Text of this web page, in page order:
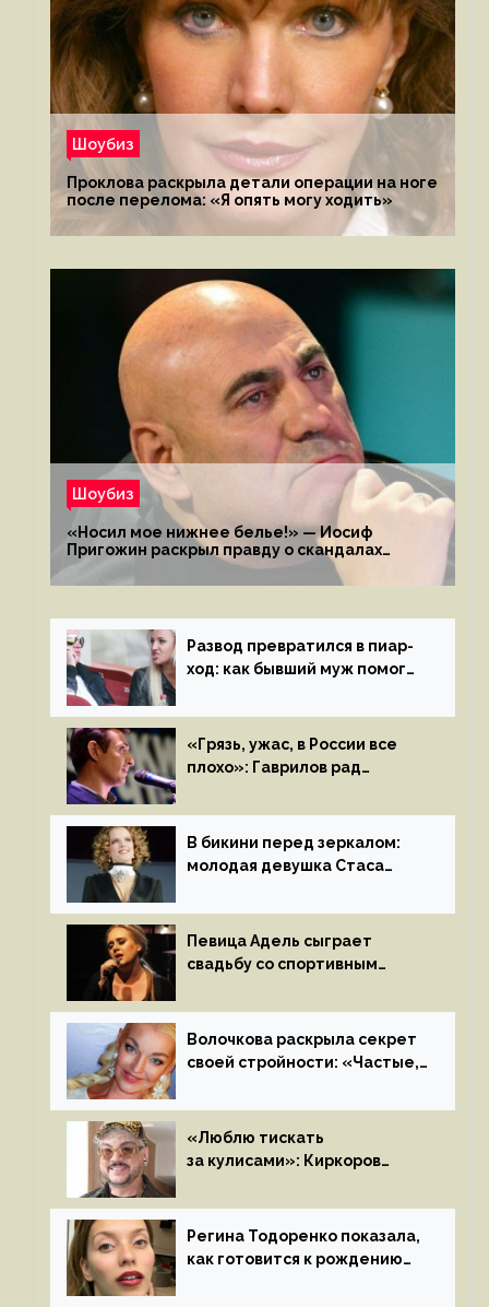
Шоубиз
Проклова раскрыла детали операции на ноге
после перелома: «Я опять могу ходить»
Шоубиз
«Носил мое нижнее белье!» — Иосиф
Пригожин раскрыл правду о скандалах
с мужем своей экс-жены
Развод превратился в пиар-
ход: как бывший муж помог
«Грязь, ужас, в России все
плохо»: Гаврилов рад
иноагентов
В бикини перед зеркалом:
молодая девушка Стаса
на камеру
Певица Адель сыграет
свадьбу со спортивным
летом
Волочкова раскрыла секрет
своей стройности: «Частые,
«Люблю тискать
за кулисами»: Киркоров
к молодой особе
Регина Тодоренко показала,
как готовится к рождению